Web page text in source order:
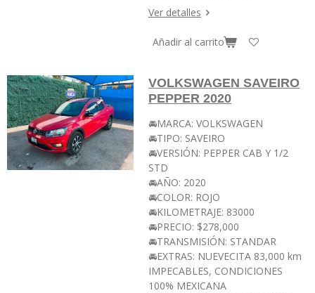
Ver detalles
Añadir al carrito
VOLKSWAGEN SAVEIRO
PEPPER 2020
🚘MARCA: VOLKSWAGEN
🚘TIPO: SAVEIRO
🚘VERSIÓN: PEPPER CAB Y 1/2
STD
🚘AÑO: 2020
🚘COLOR: ROJO
🚘KILOMETRAJE: 83000
🚘PRECIO: $278,000
🚘TRANSMISIÓN: STANDAR
🚘EXTRAS: NUEVECITA 83,000 km
IMPECABLES, CONDICIONES
100% MEXICANA